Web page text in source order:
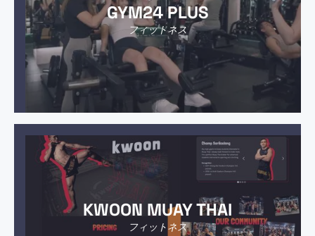
GYM24 PLUS
フィットネス
KWOON MUAY THAI
フィットネス